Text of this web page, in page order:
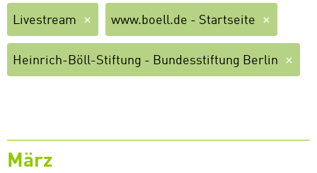
Livestream www.boell.de - Startseite
Heinrich-Böll-Stiftung - Bundesstiftung Berlin
März